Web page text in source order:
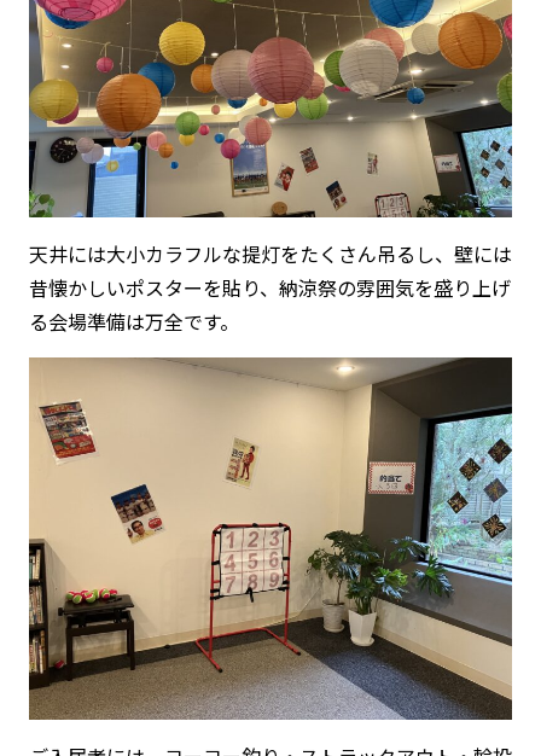
天井には大小カラフルな提灯をたくさん吊るし、壁には
昔懐かしいポスターを貼り、納涼祭の雰囲気を盛り上げ
る会場準備は万全です。